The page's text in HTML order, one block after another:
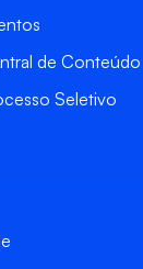
de Conteúdo
Seletivo